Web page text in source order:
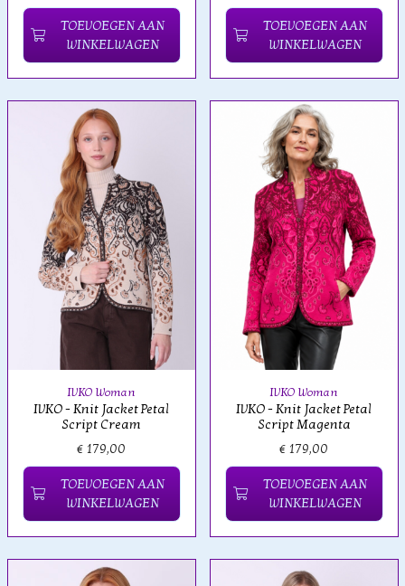
TOEVOEGEN AAN
WINKELWAGEN
TOEVOEGEN AAN
WINKELWAGEN
IVKO Woman
IVKO - Knit Jacket Petal
Script Cream
€ 179,00
TOEVOEGEN AAN
WINKELWAGEN
IVKO Woman
IVKO - Knit Jacket Petal
Script Magenta
€ 179,00
TOEVOEGEN AAN
WINKELWAGEN